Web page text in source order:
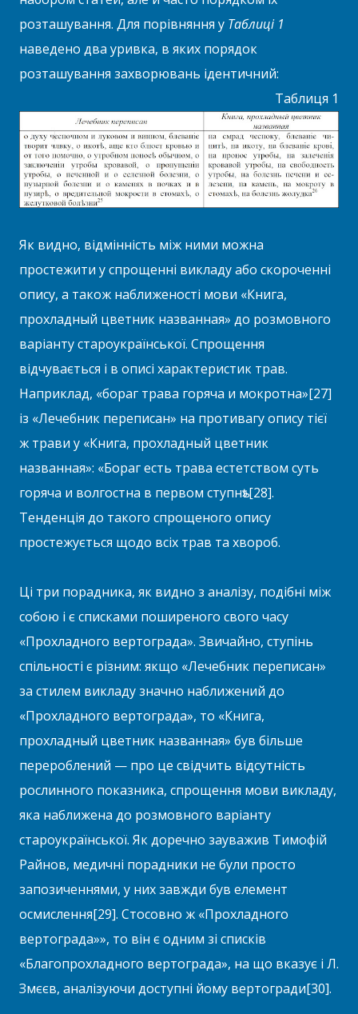
розташування. Для порівняння у Таблиці 1
наведено два уривка, в яких порядок
розташування захворювань ідентичний:
Таблиця 1
Як видно, відмінність між ними можна
простежити у спрощенні викладу або скороченні
опису, а також наближеності мови «Книга,
прохладный цветник названная» до розмовного
варіанту староукраїнської. Спрощення
відчувається і в описі характеристик трав.
Наприклад, «бораг трава горяча и мокротна»[27]
із «Лечебник переписан» на противагу опису тієї
ж трави у «Книга, прохладный цветник
названная»: «Бораг есть трава естетством суть
горяча и волгостна в первом ступнѣ»[28].
Тенденція до такого спрощеного опису
простежується щодо всіх трав та хвороб.
Ці три порадника, як видно з аналізу, подібні між
собою і є списками поширеного свого часу
«Прохладного вертограда». Звичайно, ступінь
спільності є різним: якщо «Лечебник переписан»
за стилем викладу значно наближений до
«Прохладного вертограда», то «Книга,
прохладный цветник названная» був більше
перероблений — про це свідчить відсутність
рослинного показника, спрощення мови викладу,
яка наближена до розмовного варіанту
староукраїнської. Як доречно зауважив Тимофій
Райнов, медичні порадники не були просто
запозиченнями, у них завжди був елемент
осмислення[29]. Стосовно ж «Прохладного
вертограда»», то він є одним зі списків
«Благопрохладного вертограда», на що вказує і Л.
Змєєв, аналізуючи доступні йому вертогради[30].